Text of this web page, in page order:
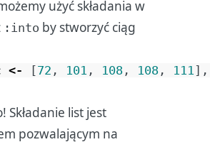
użyć składania w
:into by stworzyć ciąg
<- [72 , 101 , 108 , 108 , 111] ,
Składanie list jest
pozwalającym na